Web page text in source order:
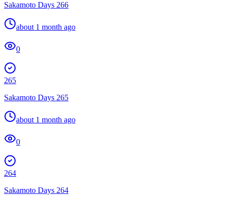
Sakamoto Days 266
about 1 month ago
0
265
Sakamoto Days 265
about 1 month ago
0
264
Sakamoto Days 264